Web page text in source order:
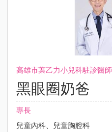
高雄市葉乙力小兒科駐診醫師
黑眼圈奶爸
專長
兒童內科、兒童胸腔科